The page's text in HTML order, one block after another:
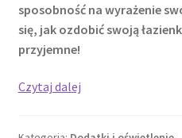
sposobność na wyrażenie
się, jak ozdobić swoją
przyjemne!
Czytaj dalejPlakaty